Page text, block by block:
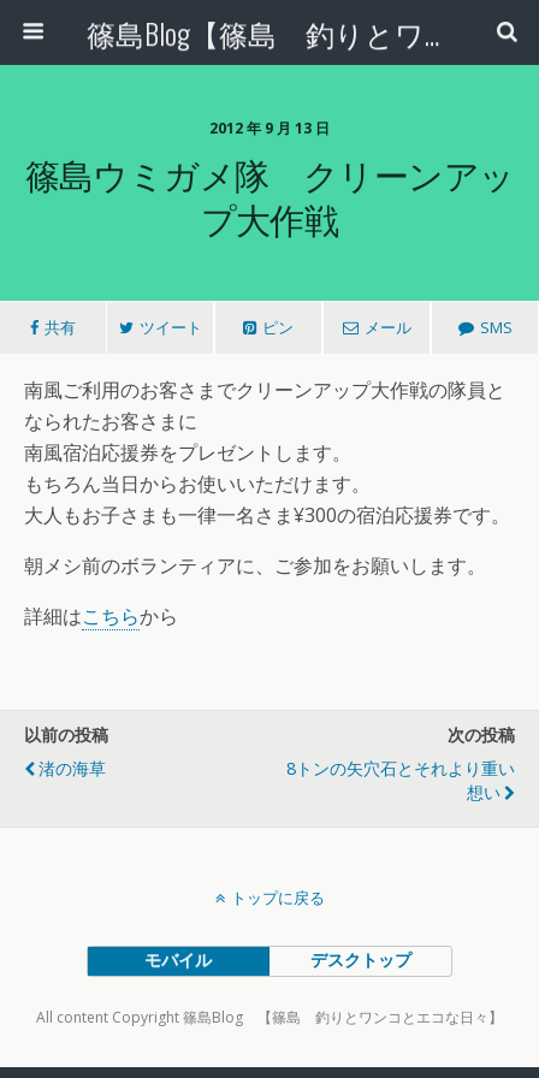
篠島Blog【篠島 釣りとワンコとエコな日々】
2012 年 9 月 13 日
篠島ウミガメ隊 クリーンアッ
プ大作戦
共有 ツイート ピン メール SMS
南風ご利用のお客さまでクリーンアップ大作戦の隊員と
なられたお客さまに
南風宿泊応援券をプレゼントします。
もちろん当日からお使いいただけます。
大人もお子さまも一律一名さま¥300の宿泊応援券です。
朝メシ前のボランティアに、ご参加をお願いします。
詳細はこちらから
以前の投稿
渚の海草
次の投稿
8トンの矢穴石とそれより重い
想い
トップに戻る
モバイル デスクトップ
All content Copyright 篠島Blog 【篠島 釣りとワンコとエコな日々】